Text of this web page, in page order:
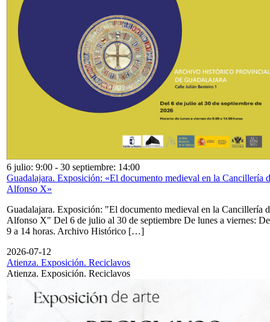
6 julio: 9:00 - 30 septiembre: 14:00
Guadalajara. Exposición: «El documento medieval en la Cancillería
Alfonso X»
Guadalajara. Exposición: "El documento medieval en la Cancillería
Alfonso X" Del 6 de julio al 30 de septiembre De lunes a viernes: De
9 a 14 horas. Archivo Histórico […]
2026-07-12
Atienza. Exposición. Reciclavos
Atienza. Exposición. Reciclavos